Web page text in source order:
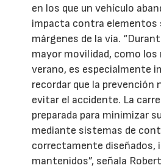
en los que un vehículo
impacta contra elementos
márgenes de la vía.
mayor movilidad, como los
verano, es especialmente
recordar que la prevención
evitar el accidente. La
preparada para minimizar
mediante sistemas de
correctamente diseñados,
mantenidos”, señala